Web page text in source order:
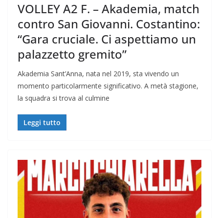
VOLLEY A2 F. – Akademia, match
contro San Giovanni. Costantino:
“Gara cruciale. Ci aspettiamo un
palazzetto gremito”
Akademia Sant’Anna, nata nel 2019, sta vivendo un
momento particolarmente significativo. A metà stagione,
la squadra si trova al culmine
Leggi tutto